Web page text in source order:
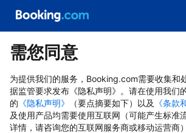
需您同意
为提供我们的服务，Booking.com需要收集和
据监管要求发布《隐私声明》。请在使用我们
的 《隐私声明》 （要点摘要如下）以及 《条款
及使用产品均需要使用互联网（可能产生标准
详情，请咨询您的互联网服务商或移动运营商